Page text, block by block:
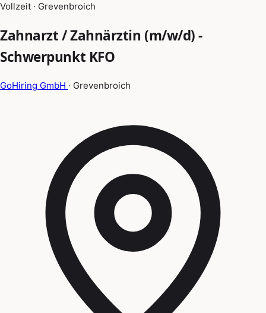
Vollzeit · Grevenbroich
Zahnarzt / Zahnärztin (m/w/d) -
Schwerpunkt KFO
GoHiring GmbH · Grevenbroich